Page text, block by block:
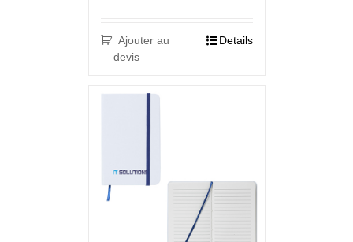
Ajouter au
devis
Details